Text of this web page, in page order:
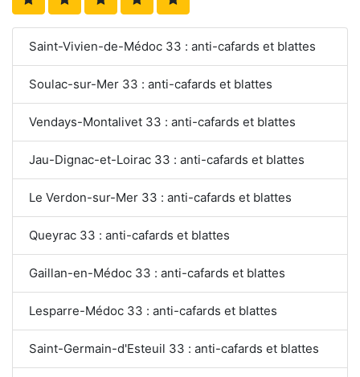
Saint-Vivien-de-Médoc 33 : anti-cafards et blattes
Soulac-sur-Mer 33 : anti-cafards et blattes
Vendays-Montalivet 33 : anti-cafards et blattes
Jau-Dignac-et-Loirac 33 : anti-cafards et blattes
Le Verdon-sur-Mer 33 : anti-cafards et blattes
Queyrac 33 : anti-cafards et blattes
Gaillan-en-Médoc 33 : anti-cafards et blattes
Lesparre-Médoc 33 : anti-cafards et blattes
Saint-Germain-d'Esteuil 33 : anti-cafards et blattes